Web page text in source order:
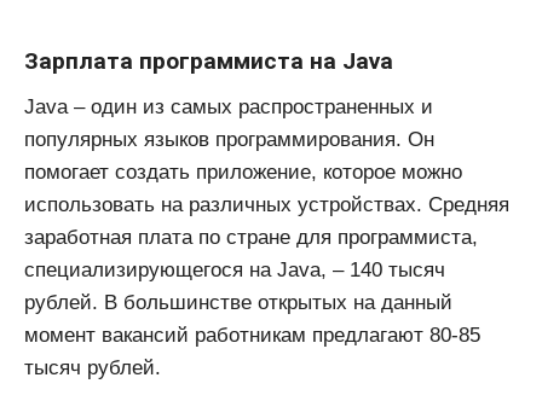
Зарплата программиста на Java
Java – один из самых распространенных и
популярных языков программирования. Он
помогает создать приложение, которое можно
использовать на различных устройствах. Средняя
заработная плата по стране для программиста,
специализирующегося на Java, – 140 тысяч
рублей. В большинстве открытых на данный
момент вакансий работникам предлагают 80-85
тысяч рублей.